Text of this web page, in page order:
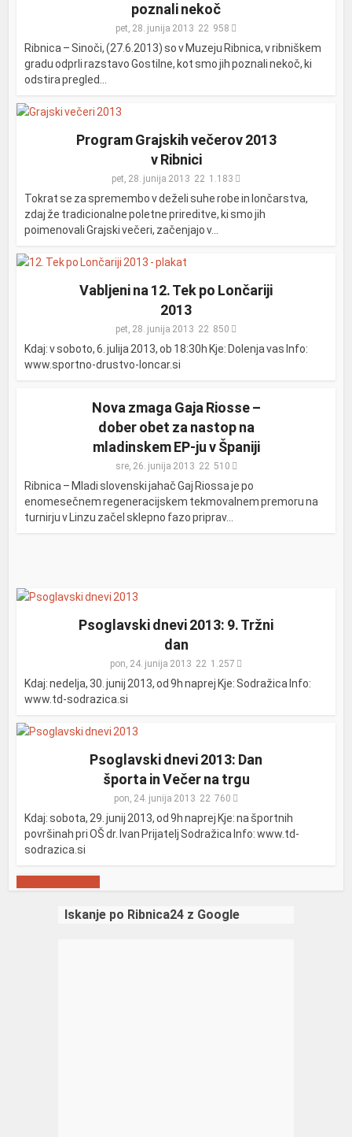
poznali nekoč
pet, 28. junija 2013 958
Ribnica – Sinoči, (27.6.2013) so v Muzeju Ribnica, v ribniškem
gradu odprli razstavo Gostilne, kot smo jih poznali nekoč, ki
odstira pregled...
Program Grajskih večerov 2013
v Ribnici
pet, 28. junija 2013 1.183
Tokrat se za spremembo v deželi suhe robe in lončarstva,
zdaj že tradicionalne poletne prireditve, ki smo jih
poimenovali Grajski večeri, začenjajo v...
Vabljeni na 12. Tek po Lončariji
2013
pet, 28. junija 2013 850
Kdaj: v soboto, 6. julija 2013, ob 18:30h Kje: Dolenja vas Info:
www.sportno-drustvo-loncar.si
Nova zmaga Gaja Riosse –
dober obet za nastop na
mladinskem EP-ju v Španiji
sre, 26. junija 2013 510
Ribnica – Mladi slovenski jahač Gaj Riossa je po
enomesečnem regeneracijskem tekmovalnem premoru na
turnirju v Linzu začel sklepno fazo priprav...
Psoglavski dnevi 2013: 9. Tržni
dan
pon, 24. junija 2013 1.257
Kdaj: nedelja, 30. junij 2013, od 9h naprej Kje: Sodražica Info:
www.td-sodrazica.si
Psoglavski dnevi 2013: Dan
športa in Večer na trgu
pon, 24. junija 2013 760
Kdaj: sobota, 29. junij 2013, od 9h naprej Kje: na športnih
površinah pri OŠ dr. Ivan Prijatelj Sodražica Info: www.td-
sodrazica.si
Iskanje po Ribnica24 z Google